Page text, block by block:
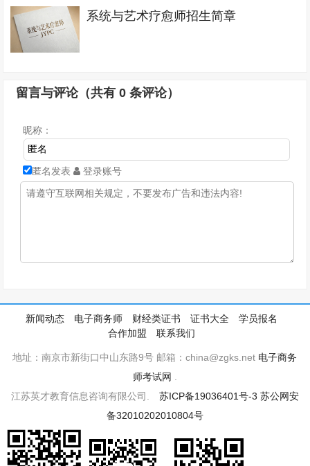
系统与艺术疗愈师招生简章
留言与评论（共有0 条评论）
昵称：
匿名发表 登录账号
新闻动态 电子商务师 财经类证书 证书大全
学员报名
合作加盟
联系我们
地址：南京市新街口中山东路9号 邮箱：china@zgks.net 电子商务
师考试网
江苏英才教育信息咨询有限公司. 苏ICP备19036401号-3 苏公网安
备32010202010804号